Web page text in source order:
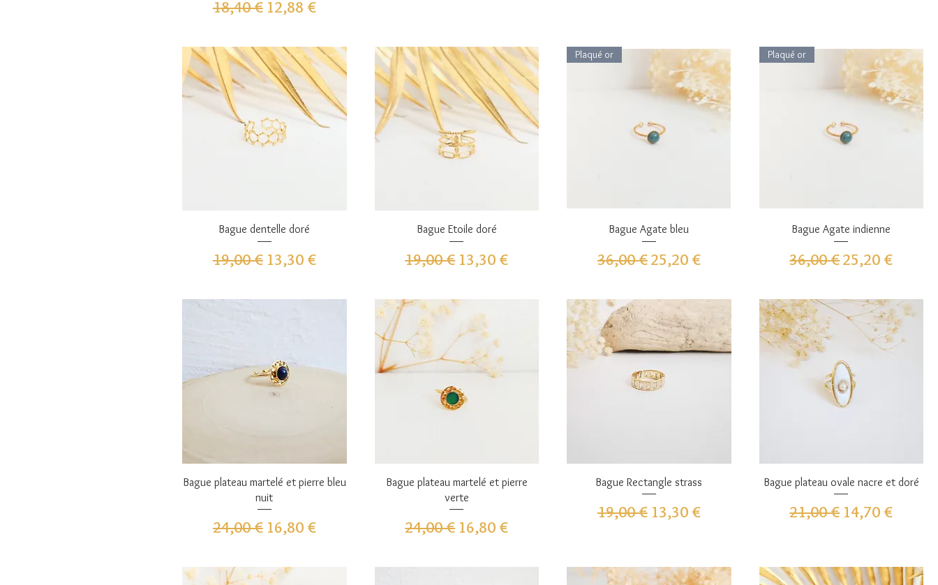
Prix original
18,40 € Prix promotionnel
12,88 €
Aperçu rapide
Bague dentelle doré
Prix original
19,00 € Prix promotionnel
13,30 €
Aperçu rapide
Bague Etoile doré
Prix original
19,00 € Prix promotionnel
13,30 €
Aperçu rapide
Plaqué or
Bague Agate bleu
Prix original
36,00 €Prix promotionnel
25,20 €
Aperçu rapide
Plaqué or
Bague Agate indienne
Prix original
36,00 €Prix
25,20 €
Aperçu rapide
Bague plateau martelé et pierre bleu
nuit
Prix original
24,00 € Prix promotionnel
16,80 €
Aperçu rapide
Bague plateau martelé et pierre
verte
Prix original
24,00 € Prix promotionnel
16,80 €
Aperçu rapide
Bague Rectangle strass
Prix original
19,00 € Prix promotionnel
13,30 €
Aperçu rapide
Bague plateau ovale nacre et doré
Prix original
21,00 € Prix
14,70 €